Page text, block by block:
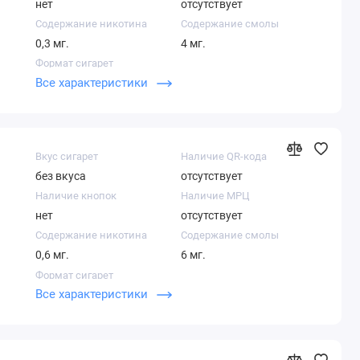
нет отсутствует
Содержание никотина
0,3 мг.
Содержание смолы
4 мг.
Формат сигарет
Суперслим
Все характеристики
Вкус сигарет
без вкуса
Наличие QR-кода
отсутствует
Наличие кнопок
нет
Наличие МРЦ
отсутствует
Содержание никотина
0,6 мг.
Содержание смолы
6 мг.
Формат сигарет
Кинг сайз
Все характеристики